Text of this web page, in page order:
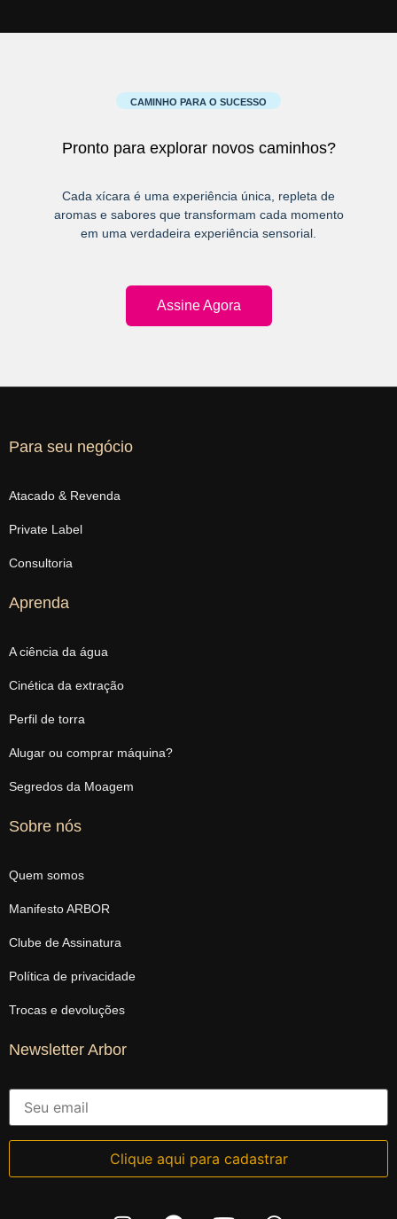
CAMINHO PARA O SUCESSO
Pronto para explorar novos caminhos?
Cada xícara é uma experiência única, repleta de
aromas e sabores que transformam cada momento
em uma verdadeira experiência sensorial.
Assine Agora
Para seu negócio
Atacado & Revenda
Private Label
Consultoria
Aprenda
A ciência da água
Cinética da extração
Perfil de torra
Alugar ou comprar máquina?
Segredos da Moagem
Sobre nós
Quem somos
Manifesto ARBOR
Clube de Assinatura
Política de privacidade
Trocas e devoluções
Newsletter Arbor